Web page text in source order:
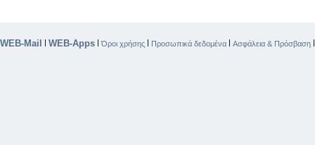
WEB-Mail | WEB-Apps |Όροι χρήσης | Προσωπικά δεδομένα | Ασφάλεια & Πρόσβαση